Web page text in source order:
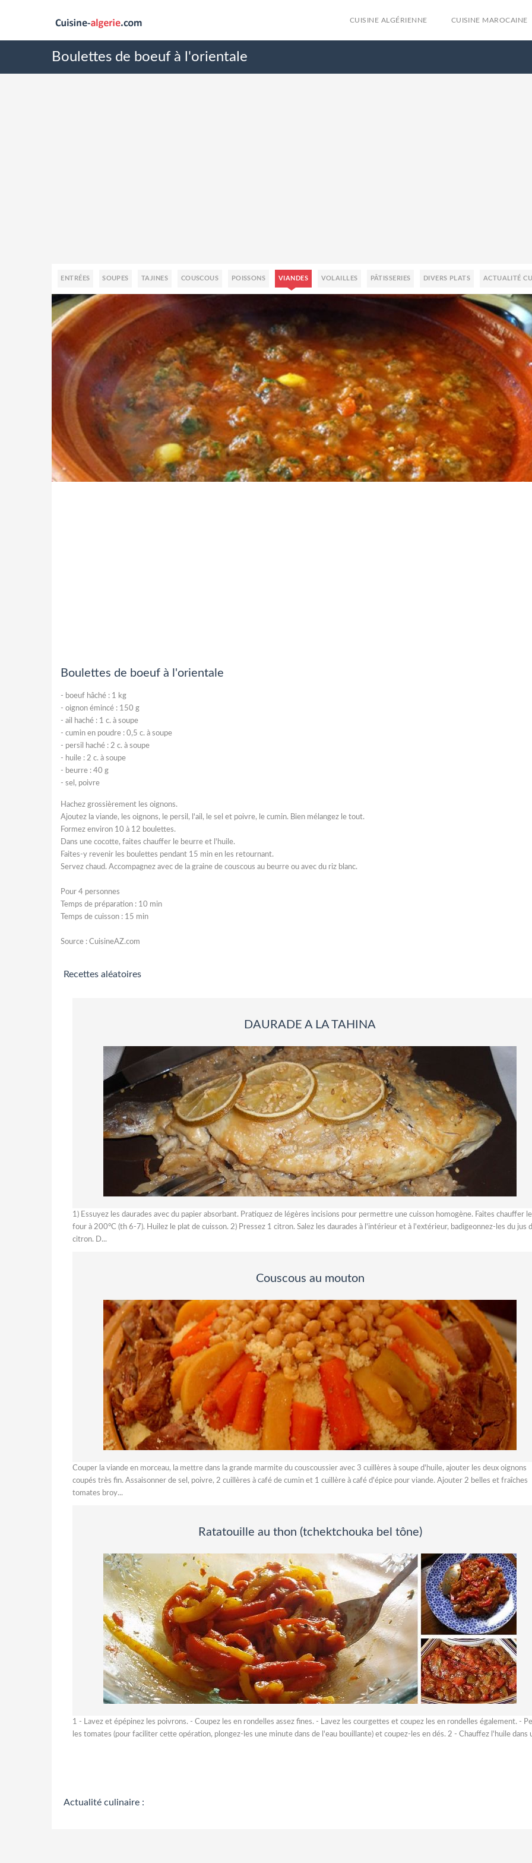
CUISINE ALGÉRIENNE CUISINE MAROCAINE
Boulettes de boeuf à l'orientale
ENTRÉES SOUPES TAJINES COUSCOUS POISSONS VIANDES VOLAILLES PÂTISSERIES DIVERS PLATS ACTUALITÉ
Boulettes de boeuf à l'orientale
- boeuf hâché : 1 kg
- oignon émincé : 150 g
- ail haché : 1 c. à soupe
- cumin en poudre : 0,5 c. à soupe
- persil haché : 2 c. à soupe
- huile : 2 c. à soupe
- beurre : 40 g
- sel, poivre
Hachez grossièrement les oignons.
Ajoutez la viande, les oignons, le persil, l'ail, le sel et poivre, le cumin. Bien mélangez le tout.
Formez environ 10 à 12 boulettes.
Dans une cocotte, faites chauffer le beurre et l'huile.
Faites-y revenir les boulettes pendant 15 min en les retournant.
Servez chaud. Accompagnez avec de la graine de couscous au beurre ou avec du riz blanc.
Pour 4 personnes
Temps de préparation : 10 min
Temps de cuisson : 15 min
Source : CuisineAZ.com
Recettes aléatoires
DAURADE A LA TAHINA
1) Essuyez les daurades avec du papier absorbant. Pratiquez de légères incisions pour permettre une cuisson homogène. Faites chauffer le
four à 200°C (th 6-7). Huilez le plat de cuisson. 2) Pressez 1 citron. Salez les daurades à l'intérieur et à l'extérieur, badigeonnez-les du jus
citron. D...
Couscous au mouton
Couper la viande en morceau, la mettre dans la grande marmite du couscoussier avec 3 cuillères à soupe d'huile, ajouter les deux oignons
coupés très fin. Assaisonner de sel, poivre, 2 cuillères à café de cumin et 1 cuillère à café d'épice pour viande. Ajouter 2 belles et fraîches
tomates broy...
Ratatouille au thon (tchektchouka bel tône)
1 - Lavez et épépinez les poivrons. - Coupez les en rondelles assez fines. - Lavez les courgettes et coupez les en rondelles également. -
les tomates (pour faciliter cette opération, plongez-les une minute dans de l'eau bouillante) et coupez-les en dés. 2 - Chauffez l'huile dans
Actualité culinaire :